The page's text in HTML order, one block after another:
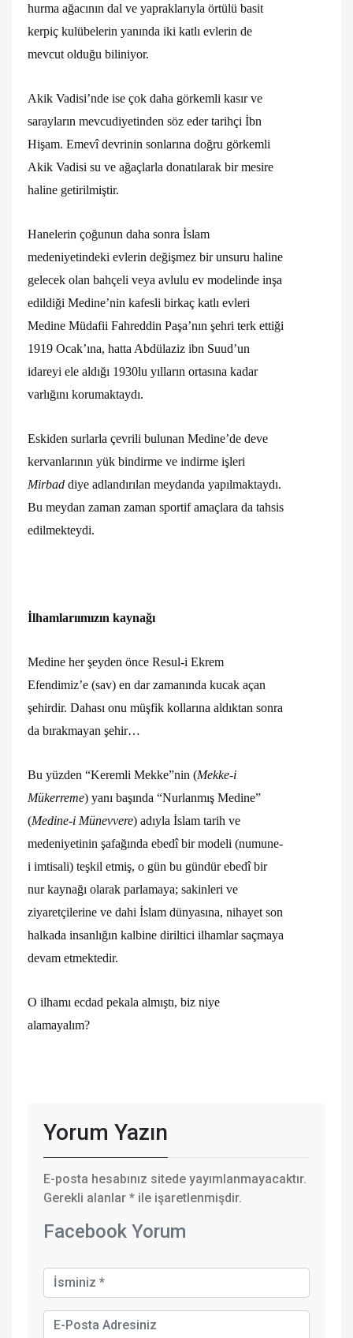
hurma ağacının dal ve yapraklarıyla örtülü basit
kerpiç kulübelerin yanında iki katlı evlerin de
mevcut olduğu biliniyor.
Akik Vadisi’nde ise çok daha görkemli kasır ve
sarayların mevcudiyetinden söz eder tarihçi İbn
Hişam. Emevî devrinin sonlarına doğru görkemli
Akik Vadisi su ve ağaçlarla donatılarak bir mesire
haline getirilmiştir.
Hanelerin çoğunun daha sonra İslam
medeniyetindeki evlerin değişmez bir unsuru haline
gelecek olan bahçeli veya avlulu ev modelinde inşa
edildiği Medine’nin kafesli birkaç katlı evleri
Medine Müdafii Fahreddin Paşa’nın şehri terk ettiği
1919 Ocak’ına, hatta Abdülaziz ibn Suud’un
idareyi ele aldığı 1930lu yılların ortasına kadar
varlığını korumaktaydı.
Eskiden surlarla çevrili bulunan Medine’de deve
kervanlarının yük bindirme ve indirme işleri
Mirbad diye adlandırılan meydanda yapılmaktaydı.
Bu meydan zaman zaman sportif amaçlara da tahsis
edilmekteydi.
İlhamlarıımızın kaynağı
Medine her şeyden önce Resul-i Ekrem
Efendimiz’e (sav) en dar zamanında kucak açan
şehirdir. Dahası onu müşfik kollarına aldıktan sonra
da bırakmayan şehir…
Bu yüzden “Keremli Mekke”nin (Mekke-i
Mükerreme) yanı başında “Nurlanmış Medine”
(Medine-i Münevvere) adıyla İslam tarih ve
medeniyetinin şafağında ebedî bir modeli (numune-
i imtisali) teşkil etmiş, o gün bu gündür ebedî bir
nur kaynağı olarak parlamaya; sakinleri ve
ziyaretçilerine ve dahi İslam dünyasına, nihayet son
halkada insanlığın kalbine diriltici ilhamlar saçmaya
devam etmektedir.
O ilhamı ecdad pekala almıştı, biz niye
alamayalım?
Yorum Yazın
E-posta hesabınız sitede yayımlanmayacaktır.
Gerekli alanlar * ile işaretlenmişdir.
Facebook Yorum